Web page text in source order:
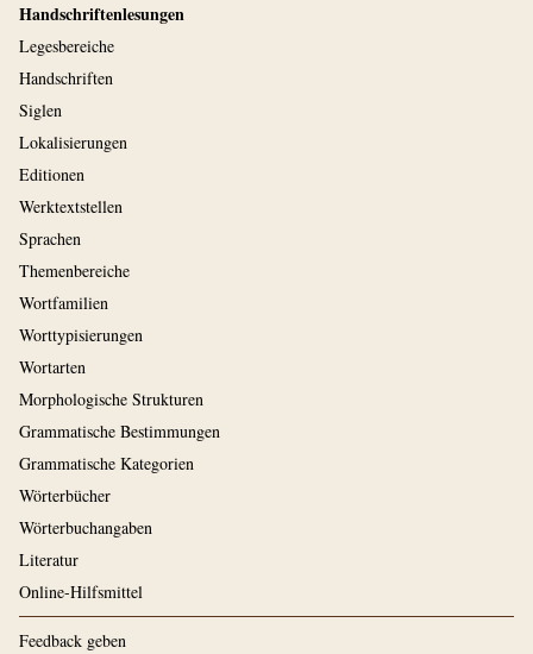
Handschriftenlesungen
Legesbereiche
Handschriften
Siglen
Lokalisierungen
Editionen
Werktextstellen
Sprachen
Themenbereiche
Wortfamilien
Worttypisierungen
Wortarten
Morphologische Strukturen
Grammatische Bestimmungen
Grammatische Kategorien
Wörterbücher
Wörterbuchangaben
Literatur
Online-Hilfsmittel
Feedback geben